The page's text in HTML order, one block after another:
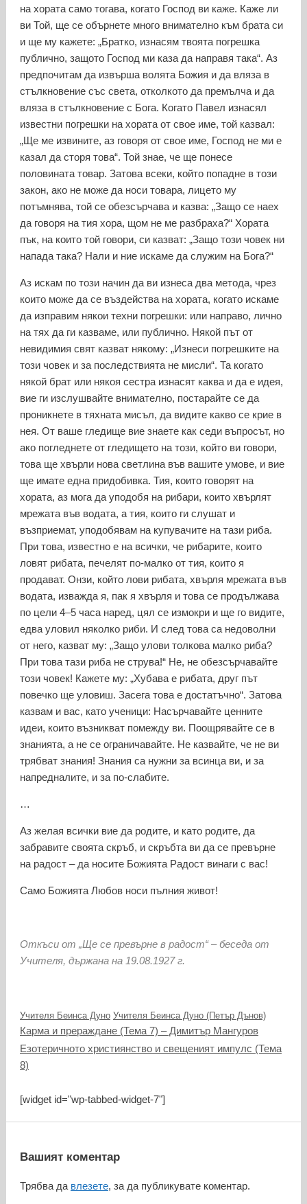
на хората само тогава, когато Господ ви каже. Каже ли
ви Той, ще се обърнете много внимателно към брата си
и ще му кажете: „Братко, изнасям твоята погрешка
публично, защото Господ ми каза да направя така“. Аз
предпочитам да извърша волята Божия и да вляза в
стълкновение със света, отколкото да премълча и да
вляза в стълкновение с Бога. Когато Павел изнасял
известни погрешки на хората от свое име, той казвал:
„Ще ме извините, аз говоря от свое име, Господ не ми е
казал да сторя това“. Той знае, че ще понесе
половината товар. Затова всеки, който попадне в този
закон, ако не може да носи товара, лицето му
потъмнява, той се обезсърчава и казва: „Защо се наех
да говоря на тия хора, щом не ме разбраха?“ Хората
пък, на които той говори, си казват: „Защо този човек ни
напада така? Нали и ние искаме да служим на Бога?“
Аз искам по този начин да ви изнеса два метода, чрез
които може да се въздейства на хората, когато искаме
да изправим някои техни погрешки: или направо, лично
на тях да ги казваме, или публично. Някой път от
невидимия свят казват някому: „Изнеси погрешките на
този човек и за последствията не мисли“. Та когато
някой брат или някоя сестра изнасят каква и да е идея,
вие ги изслушвайте внимателно, постарайте се да
проникнете в тяхната мисъл, да видите какво се крие в
нея. От ваше гледище вие знаете как седи въпросът, но
ако погледнете от гледището на този, който ви говори,
това ще хвърли нова светлина във вашите умове, и вие
ще имате една придобивка. Тия, които говорят на
хората, аз мога да уподобя на рибари, които хвърлят
мрежата във водата, а тия, които ги слушат и
възприемат, уподобявам на купувачите на тази риба.
При това, известно е на всички, че рибарите, които
ловят рибата, печелят по-малко от тия, които я
продават. Онзи, който лови рибата, хвърля мрежата във
водата, изважда я, пак я хвърля и това се продължава
по цели 4–5 часа наред, цял се измокри и ще го видите,
едва уловил няколко риби. И след това са недоволни
от него, казват му: „Защо улови толкова малко риба?
При това тази риба не струва!“ Не, не обезсърчавайте
този човек! Кажете му: „Хубава е рибата, друг път
повечко ще уловиш. Засега това е достатъчно“. Затова
казвам и вас, като ученици: Насърчавайте ценните
идеи, които възникват помежду ви. Поощрявайте се в
знанията, а не се ограничавайте. Не казвайте, че не ви
трябват знания! Знания са нужни за всинца ви, и за
напредналите, и за по-слабите.
…
Аз желая всички вие да родите, и като родите, да
забравите своята скръб, и скръбта ви да се превърне
на радост – да носите Божията Радост винаги с вас!
Само Божията Любов носи пълния живот!
Откъси от „Ще се превърне в радост“ – беседа от
Учителя, държана на 19.08.1927 г.
Категории
Учителя Беинса Дуно Етикети
Учителя Беинса Дуно (Петър Дънов)
Карма и прераждане (Тема 7) – Димитър Мангуров
Езотеричното християнство и свещеният импулс (Тема
8)
[widget id="wp-tabbed-widget-7"]
Вашият коментар
Трябва да влезете, за да публикувате коментар.